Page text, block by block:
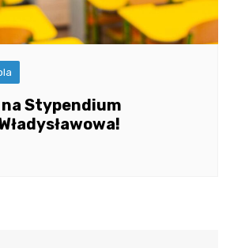
na Stypendium